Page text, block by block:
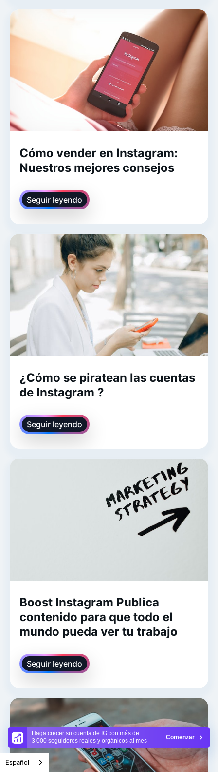
Haga crecer su cuenta de IG con más de
3.000 seguidores reales y orgánicos al mes
Comenzar
Cómo vender en Instagram:
Nuestros mejores consejos
Seguir leyendo
¿Cómo se piratean las cuentas
de Instagram ?
Seguir leyendo
Boost Instagram Publica
contenido para que todo el
mundo pueda ver tu trabajo
Seguir leyendo
Español